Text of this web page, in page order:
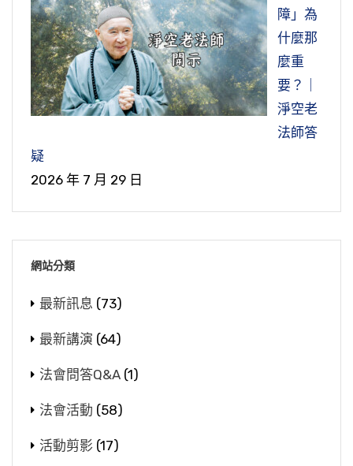
障」為
什麼那
麼重
要？｜
淨空老
法師答
疑
2026 年 7 月 29 日
網站分類
最新訊息 (73)
最新講演 (64)
法會問答Q&A (1)
法會活動 (58)
活動剪影 (17)